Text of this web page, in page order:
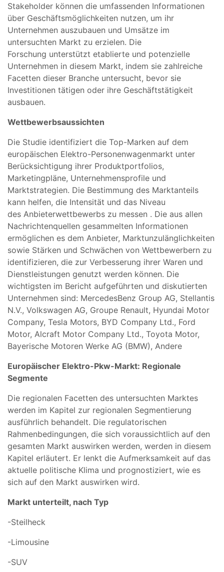
Stakeholder können die umfassenden Informationen
über Geschäftsmöglichkeiten nutzen, um ihr
Unternehmen auszubauen und Umsätze im
untersuchten Markt zu erzielen. Die
Forschung unterstützt etablierte und potenzielle
Unternehmen in diesem Markt, indem sie zahlreiche
Facetten dieser Branche untersucht, bevor sie
Investitionen tätigen oder ihre Geschäftstätigkeit
ausbauen.
Wettbewerbsaussichten
Die Studie identifiziert die Top-Marken auf dem
europäischen Elektro-Personenwagenmarkt unter
Berücksichtigung ihrer Produktportfolios,
Marketingpläne, Unternehmensprofile und
Marktstrategien. Die Bestimmung des Marktanteils
kann helfen, die Intensität und das Niveau
des Anbieterwettbewerbs zu messen . Die aus allen
Nachrichtenquellen gesammelten Informationen
ermöglichen es dem Anbieter, Marktunzulänglichkeiten
sowie Stärken und Schwächen von Wettbewerbern zu
identifizieren, die zur Verbesserung ihrer Waren und
Dienstleistungen genutzt werden können. Die
wichtigsten im Bericht aufgeführten und diskutierten
Unternehmen sind: MercedesBenz Group AG, Stellantis
N.V., Volkswagen AG, Groupe Renault, Hyundai Motor
Company, Tesla Motors, BYD Company Ltd., Ford
Motor, Alcraft Motor Company Ltd., Toyota Motor,
Bayerische Motoren Werke AG (BMW), Andere
Europäischer Elektro-Pkw-Markt: Regionale
Segmente
Die regionalen Facetten des untersuchten Marktes
werden im Kapitel zur regionalen Segmentierung
ausführlich behandelt. Die regulatorischen
Rahmenbedingungen, die sich voraussichtlich auf den
gesamten Markt auswirken werden, werden in diesem
Kapitel erläutert. Er lenkt die Aufmerksamkeit auf das
aktuelle politische Klima und prognostiziert, wie es
sich auf den Markt auswirken wird.
Markt unterteilt, nach Typ
-Steilheck
-Limousine
-SUV